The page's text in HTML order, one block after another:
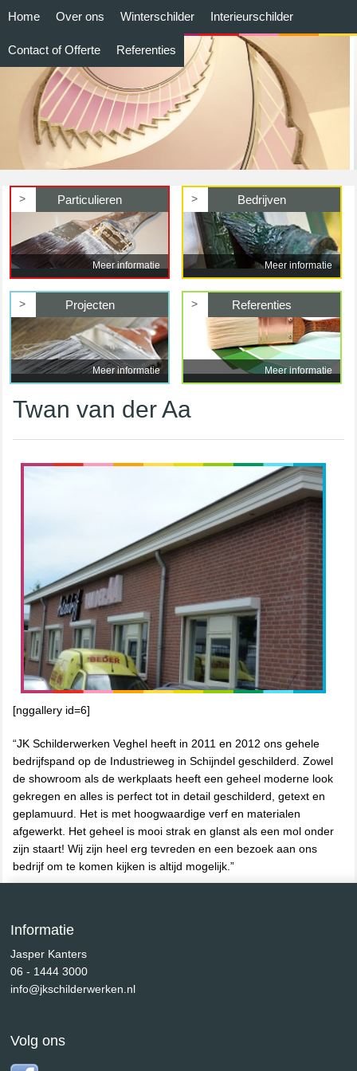
Home Over ons Winterschilder Interieurschilder
Contact of Offerte Referenties
> Particulieren
Meer informatie
> Bedrijven
Meer informatie
> Projecten
Meer informatie
> Referenties
Meer informatie
Twan van der Aa
[nggallery id=6]
“JK Schilderwerken Veghel heeft in 2011 en 2012 ons gehele
bedrijfspand op de Industrieweg in Schijndel geschilderd. Zowel
de showroom als de werkplaats heeft een geheel moderne look
gekregen en alles is perfect tot in detail geschilderd, getext en
geplamuurd. Het is met hoogwaardige verf en materialen
afgewerkt. Het geheel is mooi strak en glanst als een mol onder
zijn staart! Wij zijn heel erg tevreden en een bezoek aan ons
bedrijf om te komen kijken is altijd mogelijk.”
Informatie
Jasper Kanters
06 - 1444 3000
info@jkschilderwerken.nl
Volg ons